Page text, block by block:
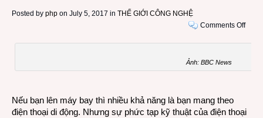
Posted by php on July 5, 2017 in THẾ GIỚI CÔNG NGHỆ
Comments Offon
động
bay
Ảnh: BBC News
Nếu bạn lên máy bay thì nhiều khả năng là bạn mang theo
điện thoại di động. Nhưng sự phức tạp kỹ thuật của điện thoại